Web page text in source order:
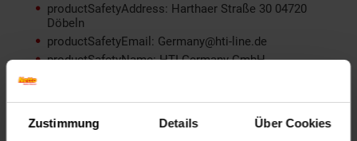
Zustimmung Details Über Cookies
productSafetyAddress: Harthaer Straße 30 04720
Döbeln
productSafetyEmail: Germany@hti-line.de
productSafetyName: HTI Germany GmbH
Länge (cm): 70 cm